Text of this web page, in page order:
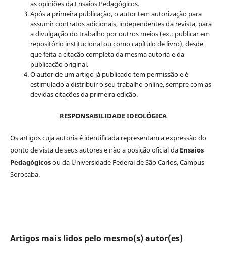
as opiniões da Ensaios Pedagógicos.
Após a primeira publicação, o autor tem autorização para
assumir contratos adicionais, independentes da revista, para
a divulgação do trabalho por outros meios (ex.: publicar em
repositório institucional ou como capítulo de livro), desde
que feita a citação completa da mesma autoria e da
publicação original.
O autor de um artigo já publicado tem permissão e é
estimulado a distribuir o seu trabalho online, sempre com as
devidas citações da primeira edição.
RESPONSABILIDADE IDEOLÓGICA
Os artigos cuja autoria é identificada representam a expressão do
ponto de vista de seus autores e não a posição oficial da Ensaios
Pedagógicosou da Universidade Federal de São Carlos, Campus
Sorocaba.
Artigos mais lidos pelo mesmo(s) autor(es)